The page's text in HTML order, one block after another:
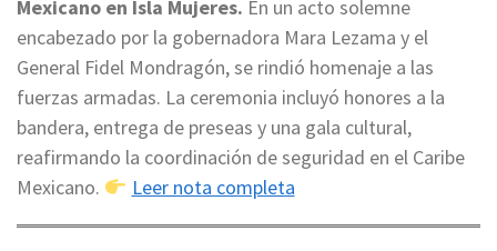
Mexicano en Isla Mujeres. En un acto solemne
encabezado por la gobernadora Mara Lezama y el
General Fidel Mondragón, se rindió homenaje a las
fuerzas armadas. La ceremonia incluyó honores a la
bandera, entrega de preseas y una gala cultural,
reafirmando la coordinación de seguridad en el Caribe
Mexicano.
Leer nota completa